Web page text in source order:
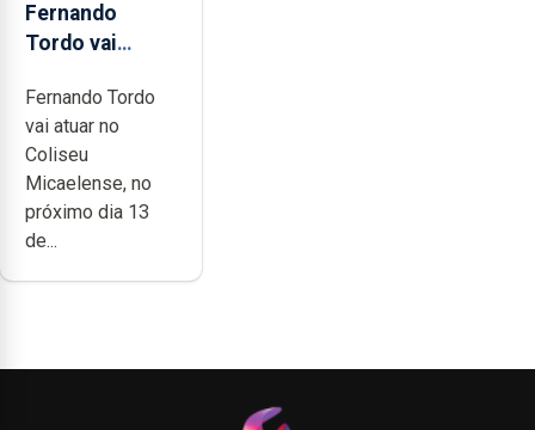
Fernando
Tordo vai
anos de
carreira no
Coliseu
Micaelense
Fernando Tordo
vai atuar no
Coliseu
Micaelense, no
próximo dia 13
de...